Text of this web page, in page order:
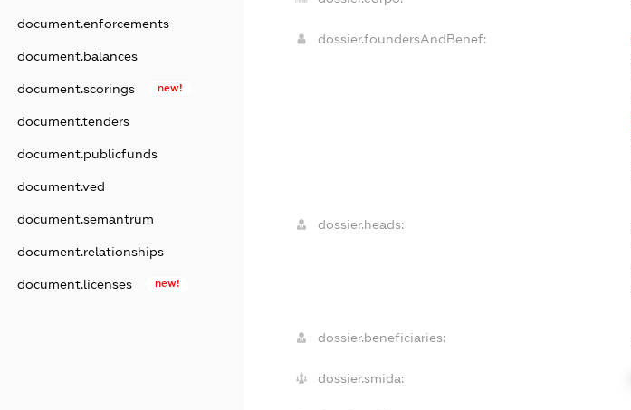
document.enforcements
document.balances
document.scorings new!
document.tenders
document.publicfunds
document.ved
document.semantrum
document.relationships
document.licenses new!
dossier.foundersAndBenef:
dossier.heads:
dossier.beneficiaries:
dossier.smida: